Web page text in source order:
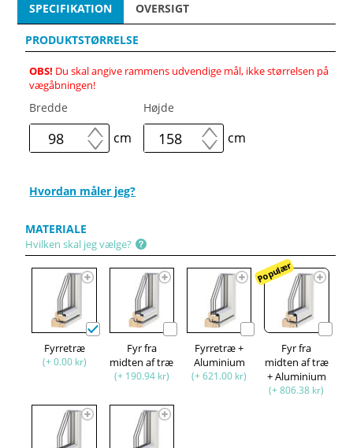
SPECIFIKATION OVERSIGT
PRODUKTSTØRRELSE
OBS! Du skal angive rammens udvendige mål, ikke størrelsen på
vægåbningen!
Bredde
cm
Højde
cm
Hvordan måler jeg?
MATERIALE
Hvilken skal jeg vælge?
Fyrretræ
(+ 0.00 kr)
Fyr fra
midten af træ
(+ 190.94 kr)
Fyrretræ +
Aluminium
(+ 621.00 kr)
Populær
Fyr fra
midten af træ
+ Aluminium
(+ 806.38 kr)